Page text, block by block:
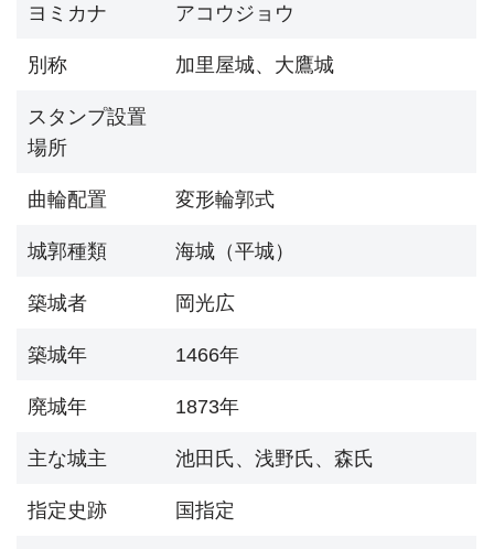
ヨミカナ アコウジョウ
別称 加里屋城、大鷹城
スタンプ設置
場所
曲輪配置 変形輪郭式
城郭種類 海城（平城）
築城者 岡光広
築城年 1466年
廃城年 1873年
主な城主 池田氏、浅野氏、森氏
指定史跡 国指定